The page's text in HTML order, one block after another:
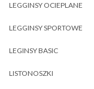
LEGGINSY OCIEPLANE
LEGGINSY SPORTOWE
LEGINSY BASIC
LISTONOSZKI